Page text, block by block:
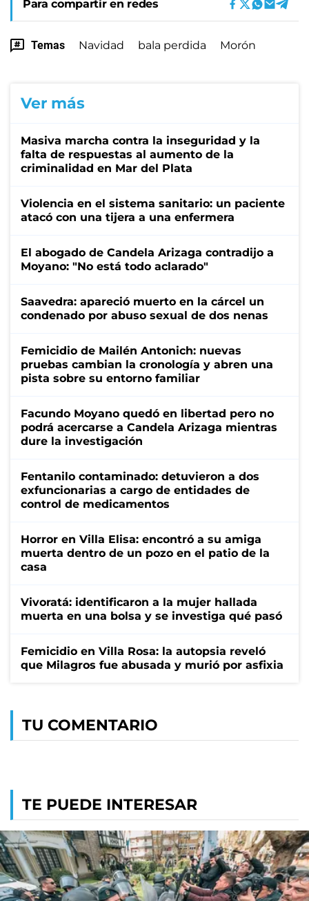
Para compartir en redes
Temas Navidad bala perdida Morón
Ver más
Masiva marcha contra la inseguridad y la
falta de respuestas al aumento de la
criminalidad en Mar del Plata
Violencia en el sistema sanitario: un paciente
atacó con una tijera a una enfermera
El abogado de Candela Arizaga contradijo a
Moyano: "No está todo aclarado"
Saavedra: apareció muerto en la cárcel un
condenado por abuso sexual de dos nenas
Femicidio de Mailén Antonich: nuevas
pruebas cambian la cronología y abren una
pista sobre su entorno familiar
Facundo Moyano quedó en libertad pero no
podrá acercarse a Candela Arizaga mientras
dure la investigación
Fentanilo contaminado: detuvieron a dos
exfuncionarias a cargo de entidades de
control de medicamentos
Horror en Villa Elisa: encontró a su amiga
muerta dentro de un pozo en el patio de la
casa
Vivoratá: identificaron a la mujer hallada
muerta en una bolsa y se investiga qué pasó
Femicidio en Villa Rosa: la autopsia reveló
que Milagros fue abusada y murió por asfixia
TU COMENTARIO
TE PUEDE INTERESAR